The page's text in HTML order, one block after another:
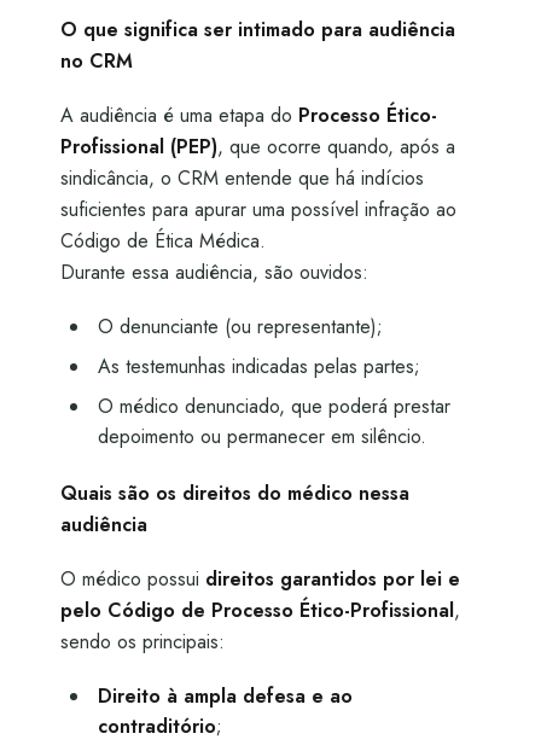
O que significa ser intimado para audiência
no CRM
A audiência é uma etapa do Processo Ético-
Profissional (PEP), que ocorre quando, após a
sindicância, o CRM entende que há indícios
suficientes para apurar uma possível infração ao
Código de Ética Médica.
Durante essa audiência, são ouvidos:
O denunciante (ou representante);
As testemunhas indicadas pelas partes;
O médico denunciado, que poderá prestar
depoimento ou permanecer em silêncio.
Quais são os direitos do médico nessa
audiência
O médico possui direitos garantidos por lei e
pelo Código de Processo Ético-Profissional,
sendo os principais:
Direito à ampla defesa e ao
contraditório;